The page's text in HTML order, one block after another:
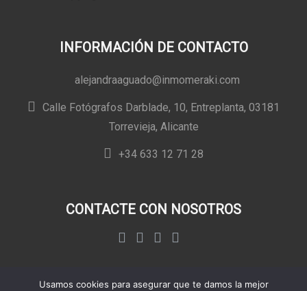
INFORMACIÓN DE CONTACTO
alejandraaguado@inmomeraki.com
Calle Fotógrafos Darblade, 10, Entreplanta, 03181
Torrevieja, Alicante
+34 633 12 71 28
CONTACTE CON NOSOTROS
Usamos cookies para asegurar que te damos la mejor